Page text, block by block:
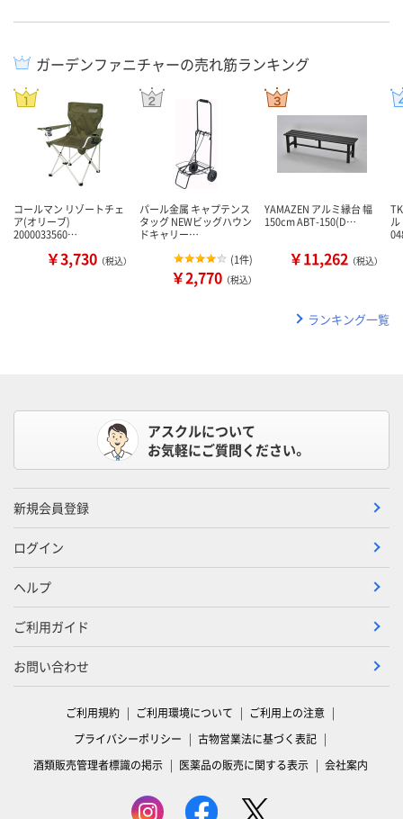
ガーデンファニチャーの売れ筋ランキング
コールマン リゾートチェ
ア(オリーブ)
2000033560…
￥3,730 （税込）
パール金属 キャプテンス
タッグ NEWビッグハウン
ドキャリー…
(1件)
￥2,770 （税込）
YAMAZEN アルミ縁台 幅
150cm ABT-150(D…
￥11,262 （税込）
ランキング一覧
アスクルについて
お気軽にご質問ください。
新規会員登録
ログイン
ヘルプ
ご利用ガイド
お問い合わせ
ご利用規約 ご利用環境について
ご利用上の注意
プライバシーポリシー
古物営業法に基づく表記
酒類販売管理者標識の掲示
医薬品の販売に関する表示 会社案内